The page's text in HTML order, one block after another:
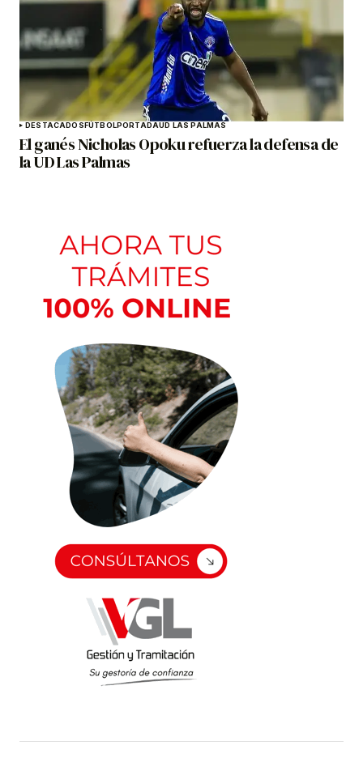
DESTACADOSFÚTBOLPORTADAUD LAS PALMAS
El ganés Nicholas Opoku refuerza la defensa de
la UD Las Palmas